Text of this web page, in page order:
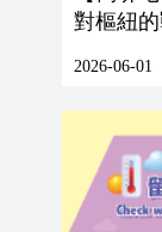
對樞紐
2026-06-01